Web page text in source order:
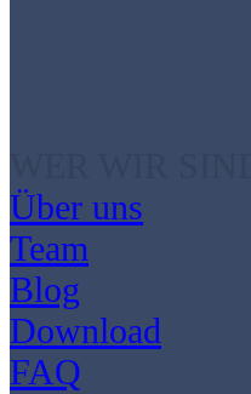
Über uns
Team
Blog
Download
FAQ